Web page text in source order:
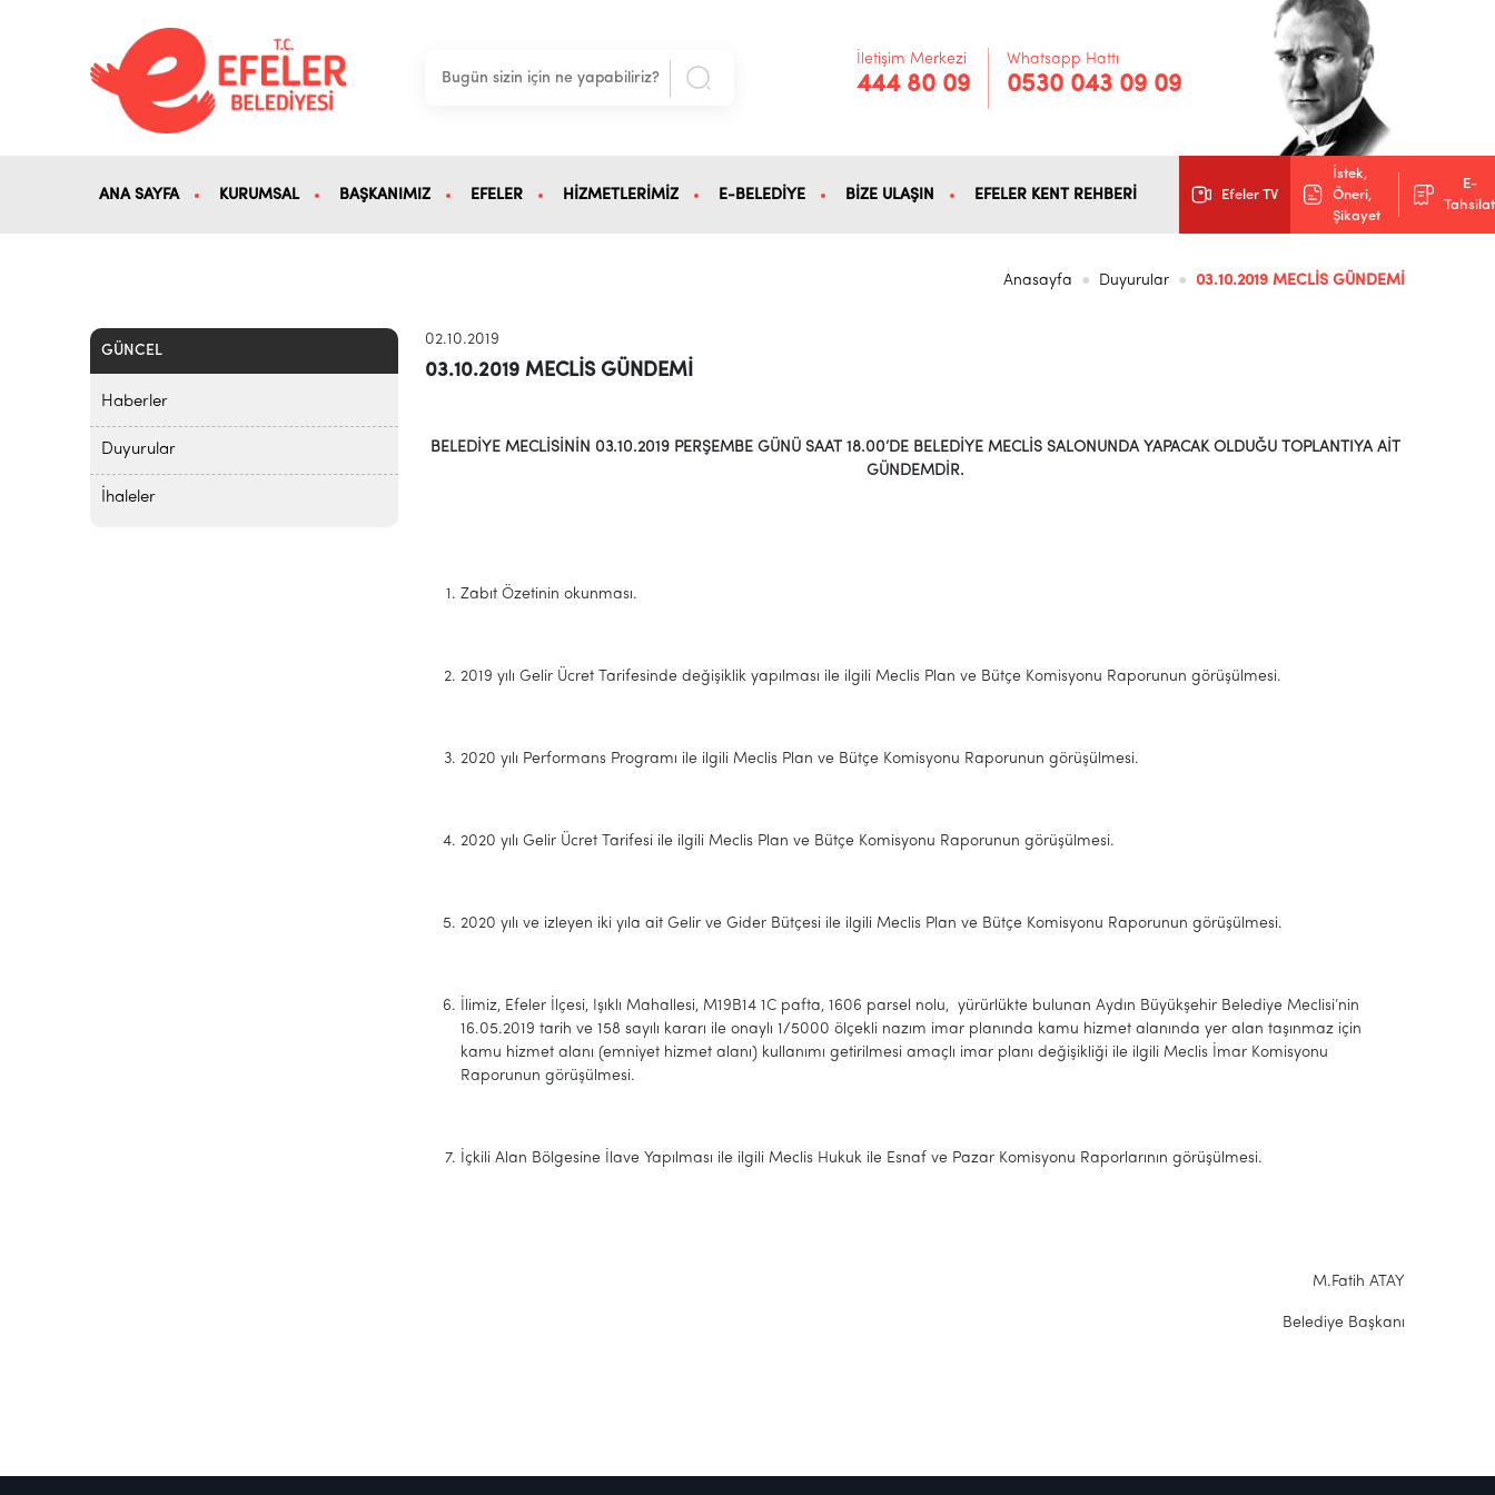
İletişim Merkezi
444 80 09
Whatsapp Hattı
0530 043 09 09
ANA SAYFA KURUMSAL BAŞKANIMIZ EFELER HİZMETLERİMİZ E-BELEDİYE BİZE ULAŞIN EFELER KENT REHBERİ Efeler TV
İstek,
Öneri,
Şikayet
E-
Tahsilat
Anasayfa Duyurular 03.10.2019 MECLİS GÜNDEMİ
GÜNCEL
Haberler
Duyurular
İhaleler
02.10.2019
03.10.2019 MECLİS GÜNDEMİ
BELEDİYE MECLİSİNİN 03.10.2019 PERŞEMBE GÜNÜ SAAT 18.00’DE BELEDİYE MECLİS SALONUNDA YAPACAK OLDUĞU TOPLANTIYA AİT
GÜNDEMDİR.
Zabıt Özetinin okunması.
2019 yılı Gelir Ücret Tarifesinde değişiklik yapılması ile ilgili Meclis Plan ve Bütçe Komisyonu Raporunun görüşülmesi.
2020 yılı Performans Programı ile ilgili Meclis Plan ve Bütçe Komisyonu Raporunun görüşülmesi.
2020 yılı Gelir Ücret Tarifesi ile ilgili Meclis Plan ve Bütçe Komisyonu Raporunun görüşülmesi.
2020 yılı ve izleyen iki yıla ait Gelir ve Gider Bütçesi ile ilgili Meclis Plan ve Bütçe Komisyonu Raporunun görüşülmesi.
İlimiz, Efeler İlçesi, Işıklı Mahallesi, M19B14 1C pafta, 1606 parsel nolu, yürürlükte bulunan Aydın Büyükşehir Belediye Meclisi’nin
16.05.2019 tarih ve 158 sayılı kararı ile onaylı 1/5000 ölçekli nazım imar planında kamu hizmet alanında yer alan taşınmaz için
kamu hizmet alanı (emniyet hizmet alanı) kullanımı getirilmesi amaçlı imar planı değişikliği ile ilgili Meclis İmar Komisyonu
Raporunun görüşülmesi.
İçkili Alan Bölgesine İlave Yapılması ile ilgili Meclis Hukuk ile Esnaf ve Pazar Komisyonu Raporlarının görüşülmesi.
M.Fatih ATAY
Belediye Başkanı